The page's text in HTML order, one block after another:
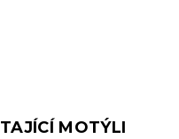
MOTÝLI